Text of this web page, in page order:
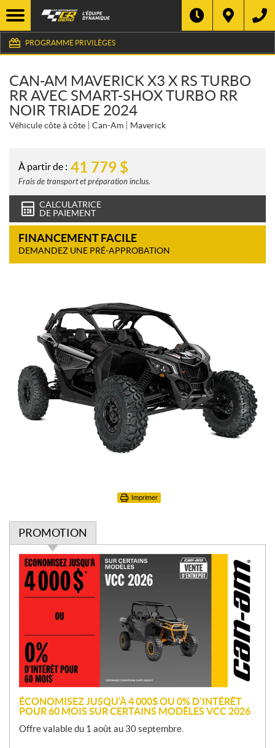
PROGRAMME PRIVILÈGES
CAN-AM MAVERICK X3 X RS TURBO
RR AVEC SMART-SHOX TURBO RR
NOIR TRIADE 2024
Véhicule côte à côte Can-Am Maverick
À partir de : 41 779 $
Frais de transport et préparation inclus.
CALCULATRICE
DE PAIEMENT
FINANCEMENT FACILE
DEMANDEZ UNE PRÉ-APPROBATION
Imprimer
PROMOTION
P
o
m
o
n
ÉCONOMISEZ JUSQU’À 4 000$ OU 0% D’INTÉRÊT
POUR 60 MOIS SUR CERTAINS MODÈLES VCC 2026
Offre valable du 1 août au 30 septembre.